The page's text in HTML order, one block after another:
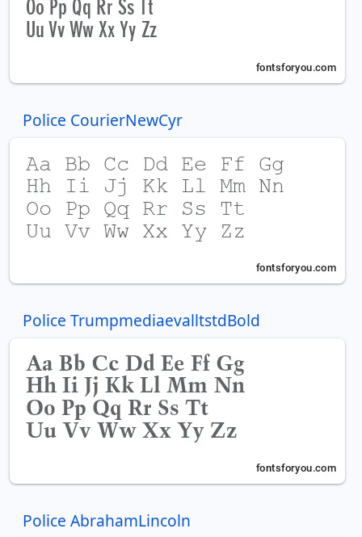
Police CourierNewCyr
Police TrumpmediaevalltstdBold
Police AbrahamLincoln